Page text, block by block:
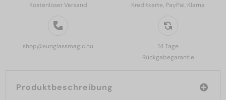
Kostenloser Versand Kreditkarte, PayPal, Klarna
shop@sunglassmagic.hu
14 Tage
Rückgabegarantie
Produktbeschreibung